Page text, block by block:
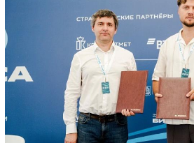
Outsourcing
Регулирование
Финансы
Безопасность
Инновации